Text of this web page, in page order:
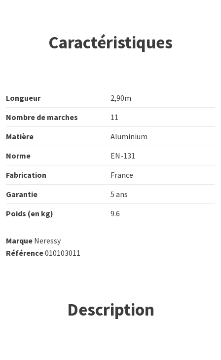
Caractéristiques
Longueur
2,90m
Nombre de marches
11
Matière
Aluminium
Norme
EN-131
Fabrication
France
Garantie
5 ans
Poids (en kg)
9.6
Marque Neressy
Référence010103011
Description